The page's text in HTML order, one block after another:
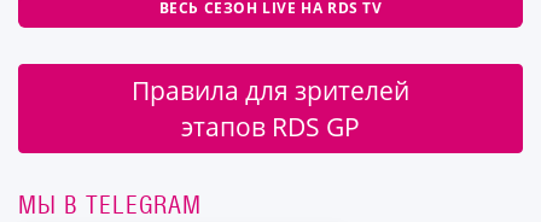
ВЕСЬ СЕЗОН LIVE НА RDS TV
Правила для зрителей
этапов RDS GP
МЫ В TELEGRAM